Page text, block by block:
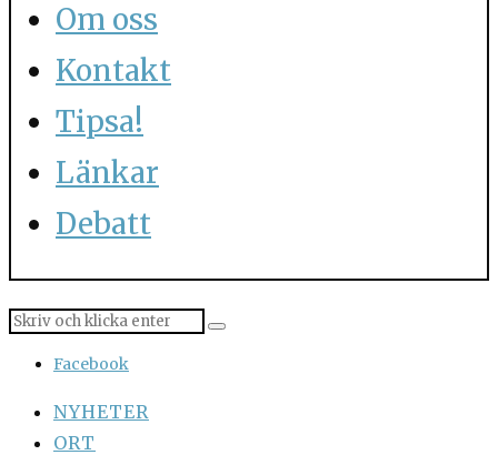
Om oss
Kontakt
Tipsa!
Länkar
Debatt
Facebook
NYHETER
ORT